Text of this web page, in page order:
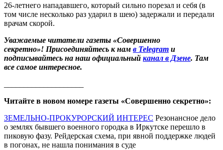
26-летнего нападавшего, который сильно порезал и себя (в
том числе несколько раз ударил в шею) задержали и передали
врачам скорой.
Уважаемые читатели газеты «Совершенно
секретно»! Присоединяйтесь к нам в Telegram и
подписывайтесь на наш официальный канал в Дзене. Там
все самое интересное.
Читайте в новом номере газеты «Совершенно секретно»:
ЗЕМЕЛЬНО-ПРОКУРОРСКИЙ ИНТЕРЕС Резонансное дело
о землях бывшего военного городка в Иркутске перешло в
пиковую фазу. Рейдерская схема, при явной поддержке людей
в погонах, не нашла понимания в суде